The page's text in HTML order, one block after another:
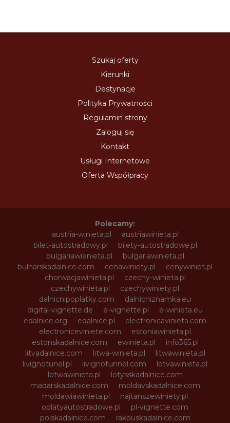
Szukaj oferty
Kierunki
Destynacje
Polityka Prywatności
Regulamin strony
Zaloguj się
Kontakt
Usługi Internetowe
Oferta Współpracy
Polecamy:
austria-winieta.pl
austriawinieta.pl
bilet-autostradowy.pl
bilety-autostradowe.pl
bulgariawienieta.pl
bulgariawinieta.pl
bulharskadalnice.com
cenawiniety.pl
cenywiniet.pl
chorwacjawinieta.pl
czechy-winieta.pl
czechywinieta.pl
czechywiniety.pl
dalnicnipoplatky.com
dalnicniznamka.eu
digital-vignette.de
e-vignette.pl
e-winieta.eu
edalnice.org
edalnice.pl
electronicavinieta.com
electroniceviniete.com
estoniawinieta.pl
estonskadalnice.com
ewinieta.pl
info365.pl
litvadalnice.com
litwa-winieta.pl
litwawinieta.pl
livignotunel.pl
livignotunnel.com
lotvawinieta.pl
lotwawinieta.pl
lotysskadalnice.com
madarskadalnice.com
moldavskadalnice.com
moldawiawinieta.pl
najtanszewiniety.pl
oplatyautostradowe.pl
pl-vignette.com
polskadalnice.com
rakouskadalnice.com